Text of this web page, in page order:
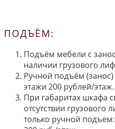
ПОДЪЁМ:
Подъём мебели с
наличии грузового
Ручной подъём
этажи 200 рублей/этаж.
При габаритах шкафа
отсутствии грузового
только ручной